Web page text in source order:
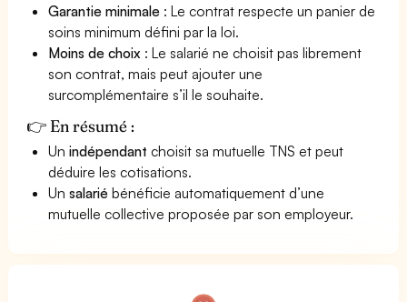
Garantie minimale : Le contrat respecte un panier de
soins minimum défini par la loi.
Moins de choix : Le salarié ne choisit pas librement
son contrat, mais peut ajouter une
surcomplémentaire s’il le souhaite.
👉 En résumé :
Unindépendant choisit sa mutuelle TNS et peut
déduire les cotisations.
Unsalarié bénéficie automatiquement d’une
mutuelle collective proposée par son employeur.